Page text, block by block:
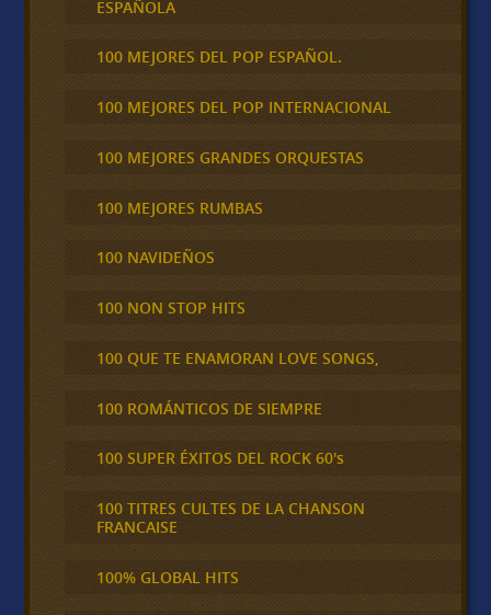
ESPAÑOLA
100 MEJORES DEL POP ESPAÑOL.
100 MEJORES DEL POP INTERNACIONAL
100 MEJORES GRANDES ORQUESTAS
100 MEJORES RUMBAS
100 NAVIDEÑOS
100 NON STOP HITS
100 QUE TE ENAMORAN LOVE SONGS,
100 ROMÁNTICOS DE SIEMPRE
100 SUPER ÉXITOS DEL ROCK 60's
100 TITRES CULTES DE LA CHANSON
FRANCAISE
100% GLOBAL HITS